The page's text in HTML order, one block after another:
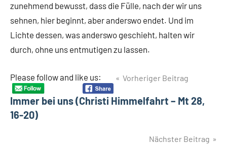
zunehmend bewusst, dass die Fülle, nach der wir uns
sehnen, hier beginnt, aber anderswo endet. Und im
Lichte dessen, was anderswo geschieht, halten wir
durch, ohne uns entmutigen zu lassen.
Please follow and like us:
BeitragsnavigationVorheriger Beitrag
Immer bei uns (Christi Himmelfahrt – Mt 28,
16-20)
Nächster Beitrag